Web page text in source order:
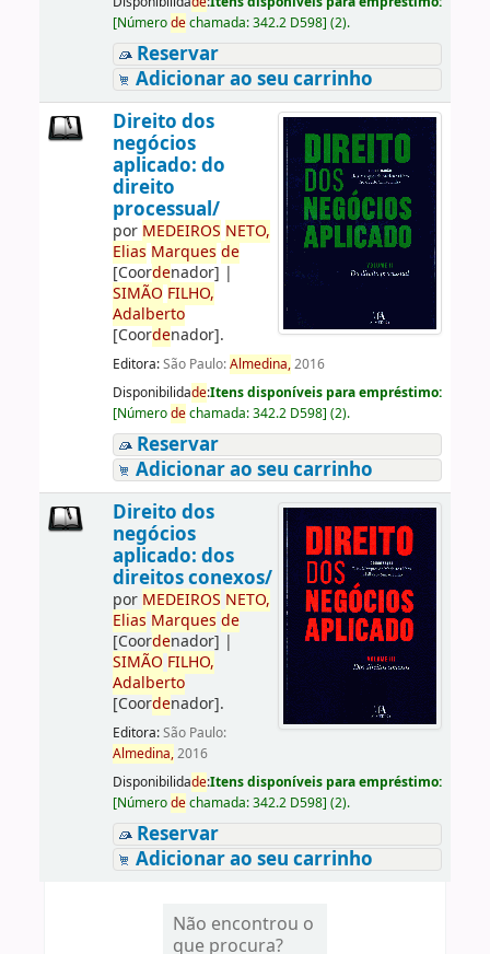
[Númerodechamada:342.2 D598] (2).
Reservar
Adicionar ao seu carrinho
Direito dos
negócios
aplicado: do
direito
processual/
por MEDEIROS NETO,
Elias Marques de
[Coordenador] |
SIMÃO FILHO,
Adalberto
[Coordenador].
Editora:São Paulo:Almedina,2016
Disponibilidade:Itens disponíveis para empréstimo:
[Númerodechamada:342.2 D598] (2).
Reservar
Adicionar ao seu carrinho
Direito dos
negócios
aplicado: dos
direitos conexos/
por MEDEIROS NETO,
Elias Marques de
[Coordenador] |
SIMÃO FILHO,
Adalberto
[Coordenador].
Editora:São Paulo:
Almedina,2016
Disponibilidade:Itens disponíveis para empréstimo:
[Númerodechamada:342.2 D598] (2).
Reservar
Adicionar ao seu carrinho
Não encontrou o
que procura?